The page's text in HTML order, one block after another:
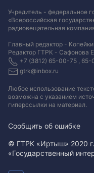
Учредитель - федеральное
«Всероссийская
радиовещательная
Главный редактор -
Редактор ГТРК - Сафонова
+7 (3812) 65-00-75 , 65-
gtrk@inbox.ru
Любое использование
возможна с указанием
гиперссылки на материал.
Сообщить об ошибке
© ГТРК «Иртыш» 2020
«Государственный